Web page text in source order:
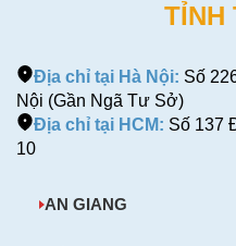
TỈNH
Địa chỉ tại Hà Nội: Số
Nội (Gần Ngã Tư Sở)
Địa chỉ tại HCM: Số 137
10
AN GIANG